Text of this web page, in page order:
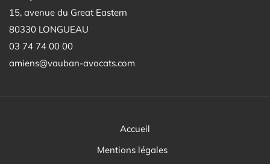
15, avenue du Great Eastern
80330 LONGUEAU
03 74 74 00 00
amiens@vauban-avocats.com
Accueil
Mentions légales